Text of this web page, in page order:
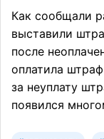
Как сообщали
выставили
после
оплатила
за неуплату
появился